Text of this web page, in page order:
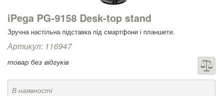
iPega PG-9158 Desk-top stand
Зручна настільна підставка під смартфони і планшети.
Артикул: 116947
товар без відгуків
В наявності